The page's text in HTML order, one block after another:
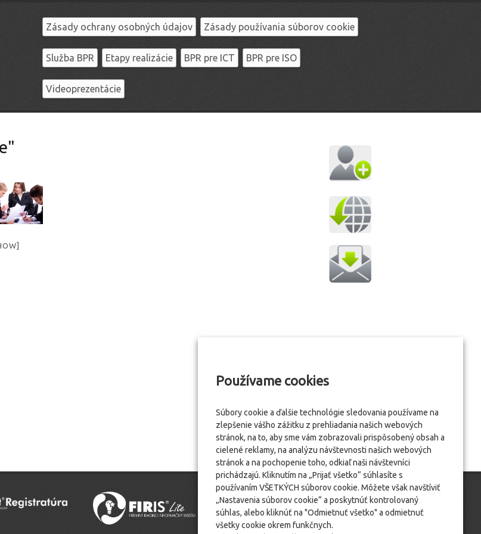
Zásady ochrany osobných údajov Zásady používania súborov cookie
Služba BPR Etapy realizácie BPR pre ICT BPR pre ISO
Videoprezentácie
Používame cookies
Súbory cookie a ďalšie technológie sledovania používame na
zlepšenie vášho zážitku z prehliadania našich webových
stránok, na to, aby sme vám zobrazovali prispôsobený obsah a
cielené reklamy, na analýzu návštevnosti našich webových
stránok a na pochopenie toho, odkiaľ naši návštevníci
prichádzajú. Kliknutím na „Prijať všetko“ súhlasíte s
používaním VŠETKÝCH súborov cookie. Môžete však navštíviť
„Nastavenia súborov cookie“ a poskytnúť kontrolovaný
súhlas, alebo kliknúť na "Odmietnuť všetko" a odmietnuť
všetky cookie okrem funkčnych.